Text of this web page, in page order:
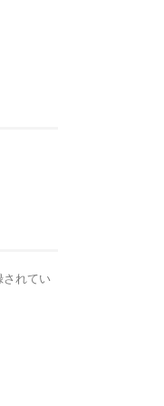
されてい